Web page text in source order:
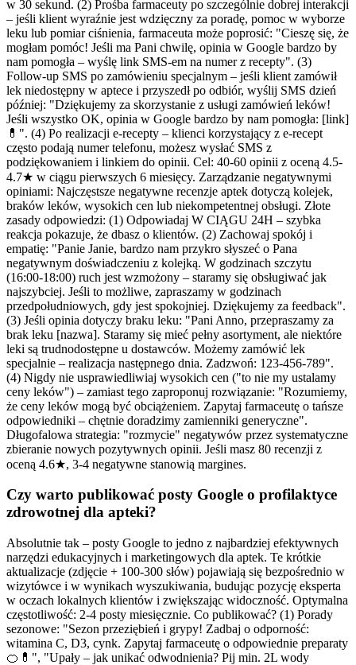
w 30 sekund. (2) Prośba farmaceuty po szczególnie dobrej interakcji
– jeśli klient wyraźnie jest wdzięczny za poradę, pomoc w wyborze
leku lub pomiar ciśnienia, farmaceuta może poprosić: "Cieszę się, że
mogłam pomóc! Jeśli ma Pani chwilę, opinia w Google bardzo by
nam pomogła – wyślę link SMS-em na numer z recepty". (3)
Follow-up SMS po zamówieniu specjalnym – jeśli klient zamówił
lek niedostępny w aptece i przyszedł po odbiór, wyślij SMS dzień
później: "Dziękujemy za skorzystanie z usługi zamówień leków!
Jeśli wszystko OK, opinia w Google bardzo by nam pomogła: [link]
💊". (4) Po realizacji e-recepty – klienci korzystający z e-recept
często podają numer telefonu, możesz wysłać SMS z
podziękowaniem i linkiem do opinii. Cel: 40-60 opinii z oceną 4.5-
4.7★ w ciągu pierwszych 6 miesięcy. Zarządzanie negatywnymi
opiniami: Najczęstsze negatywne recenzje aptek dotyczą kolejek,
braków leków, wysokich cen lub niekompetentnej obsługi. Złote
zasady odpowiedzi: (1) Odpowiadaj W CIĄGU 24H – szybka
reakcja pokazuje, że dbasz o klientów. (2) Zachowaj spokój i
empatię: "Panie Janie, bardzo nam przykro słyszeć o Pana
negatywnym doświadczeniu z kolejką. W godzinach szczytu
(16:00-18:00) ruch jest wzmożony – staramy się obsługiwać jak
najszybciej. Jeśli to możliwe, zapraszamy w godzinach
przedpołudniowych, gdy jest spokojniej. Dziękujemy za feedback".
(3) Jeśli opinia dotyczy braku leku: "Pani Anno, przepraszamy za
brak leku [nazwa]. Staramy się mieć pełny asortyment, ale niektóre
leki są trudnodostępne u dostawców. Możemy zamówić lek
specjalnie – realizacja następnego dnia. Zadzwoń: 123-456-789".
(4) Nigdy nie usprawiedliwiaj wysokich cen ("to nie my ustalamy
ceny leków") – zamiast tego zaproponuj rozwiązanie: "Rozumiemy,
że ceny leków mogą być obciążeniem. Zapytaj farmaceutę o tańsze
odpowiedniki – chętnie doradzimy zamienniki generyczne".
Długofalowa strategia: "rozmycie" negatywów przez systematyczne
zbieranie nowych pozytywnych opinii. Jeśli masz 80 recenzji z
oceną 4.6★, 3-4 negatywne stanowią margines.
Czy warto publikować posty Google o profilaktyce
zdrowotnej dla apteki?
Absolutnie tak – posty Google to jedno z najbardziej efektywnych
narzędzi edukacyjnych i marketingowych dla aptek. Te krótkie
aktualizacje (zdjęcie + 100-300 słów) pojawiają się bezpośrednio w
wizytówce i w wynikach wyszukiwania, budując pozycję eksperta
w oczach lokalnych klientów i zwiększając widoczność. Optymalna
częstotliwość: 2-4 posty miesięcznie. Co publikować? (1) Porady
sezonowe: "Sezon przeziębień i grypy! Zadbaj o odporność:
witamina C, D3, cynk. Zapytaj farmaceutę o odpowiednie preparaty
🍊💊", "Upały – jak unikać odwodnienia? Pij min. 2L wody